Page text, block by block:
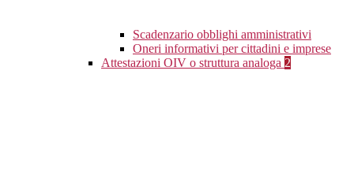
Scadenzario obblighi amministrativi
Oneri informativi per cittadini e imprese
Attestazioni OIV o struttura analoga 2